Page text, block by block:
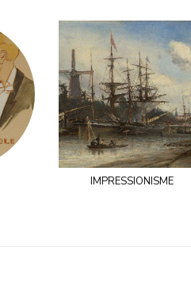
impressionisme